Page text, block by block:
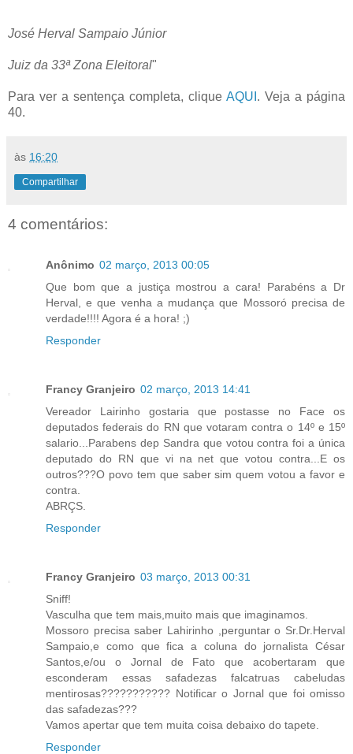
José Herval Sampaio Júnior
Juiz da 33ª Zona Eleitoral"
Para ver a sentença completa, clique AQUI . Veja a página
40.
às 16:20
Compartilhar
4 comentários:
Anônimo 02 março, 2013 00:05
Que bom que a justiça mostrou a cara! Parabéns a Dr
Herval, e que venha a mudança que Mossoró precisa de
verdade!!!! Agora é a hora! ;)
Responder
Francy Granjeiro 02 março, 2013 14:41
Vereador Lairinho gostaria que postasse no Face os
deputados federais do RN que votaram contra o 14º e 15º
salario...Parabens dep Sandra que votou contra foi a única
deputado do RN que vi na net que votou contra...E os
outros???O povo tem que saber sim quem votou a favor e
contra.
ABRÇS.
Responder
Francy Granjeiro 03 março, 2013 00:31
Sniff!
Vasculha que tem mais,muito mais que imaginamos.
Mossoro precisa saber Lahirinho ,perguntar o Sr.Dr.Herval
Sampaio,e como que fica a coluna do jornalista César
Santos,e/ou o Jornal de Fato que acobertaram que
esconderam essas safadezas falcatruas cabeludas
mentirosas??????????? Notificar o Jornal que foi omisso
das safadezas???
Vamos apertar que tem muita coisa debaixo do tapete.
Responder